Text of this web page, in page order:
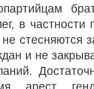
в
стесняются
и не